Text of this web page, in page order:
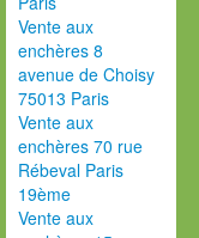
Vente aux
enchères 8
avenue de Choisy
75013 Paris
Vente aux
enchères 70 rue
Rébeval Paris
19ème
Vente aux